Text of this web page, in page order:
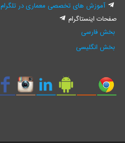
آموزش های تخصصی معماری در تلگرام
صفحات اینستاگرام
بخش فارسی
بخش انگلیسی